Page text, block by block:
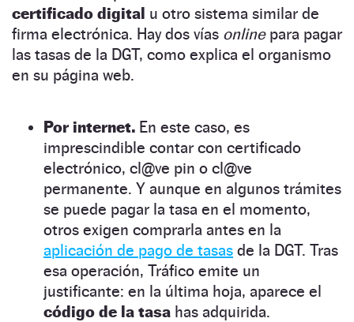
certificado digital u otro sistema similar de
firma electrónica. Hay dos vías online para pagar
las tasas de la DGT, como explica el organismo
en su página web.
Por internet. En este caso, es
imprescindible contar con certificado
electrónico, cl@ve pin o cl@ve
permanente. Y aunque en algunos trámites
se puede pagar la tasa en el momento,
otros exigen comprarla antes en la
aplicación de pago de tasas de la DGT. Tras
esa operación, Tráfico emite un
justificante: en la última hoja, aparece el
código de la tasa has adquirida.